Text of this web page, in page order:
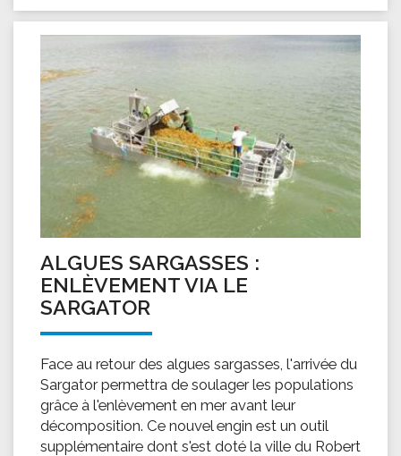
ALGUES SARGASSES :
ENLÈVEMENT VIA LE
SARGATOR
Face au retour des algues sargasses, l'arrivée du
Sargator permettra de soulager les populations
grâce à l'enlèvement en mer avant leur
décomposition. Ce nouvel engin est un outil
supplémentaire dont s'est doté la ville du Robert